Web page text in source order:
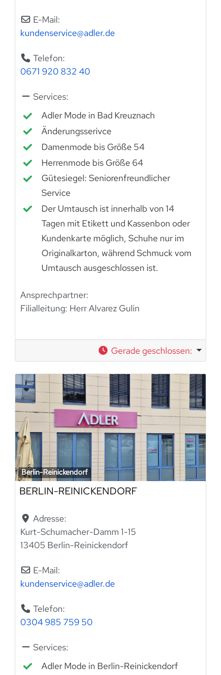
E-Mail:
kundenservice@adler.de
Telefon:
0671 920 832 40
Services:
Adler Mode in Bad Kreuznach
Änderungsserivce
Damenmode bis Größe 54
Herrenmode bis Größe 64
Gütesiegel: Seniorenfreundlicher
Service
Der Umtausch ist innerhalb von 14
Tagen mit Etikett und Kassenbon oder
Kundenkarte möglich, Schuhe nur im
Originalkarton, während Schmuck vom
Umtausch ausgeschlossen ist.
Ansprechpartner:
Filialleitung: Herr Alvarez Gulin
Gerade geschlossen:
Berlin-Reinickendorf
BERLIN-REINICKENDORF
Adresse:
Kurt-Schumacher-Damm 1-15
13405 Berlin-Reinickendorf
E-Mail:
kundenservice@adler.de
Telefon:
0304 985 759 50
Services:
Adler Mode in Berlin-Reinickendorf